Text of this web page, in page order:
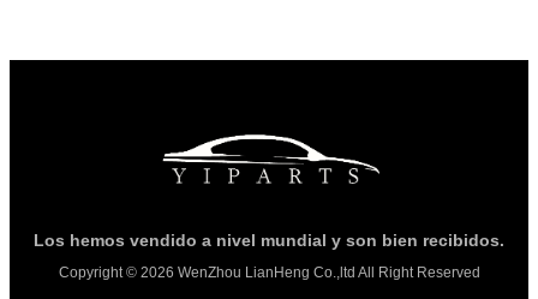
Los hemos vendido a nivel mundial y son bien recibidos.
Copyright © 2026 WenZhou LianHeng Co.,ltd All Right Reserved